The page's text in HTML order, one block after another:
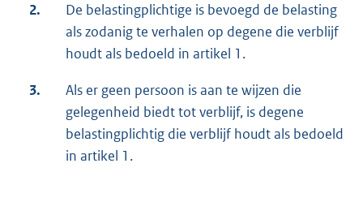
2.
De belastingplichtige is bevoegd de belasting
als zodanig te verhalen op degene die verblijf
houdt als bedoeld in artikel 1.
3.
Als er geen persoon is aan te wijzen die
gelegenheid biedt tot verblijf, is degene
belastingplichtig die verblijf houdt als bedoeld
in artikel 1.